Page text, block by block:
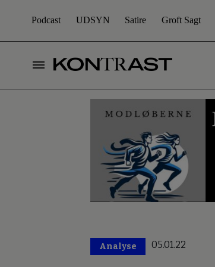
Podcast UDSYN Satire Groft Sagt
Analyse 05.01.22